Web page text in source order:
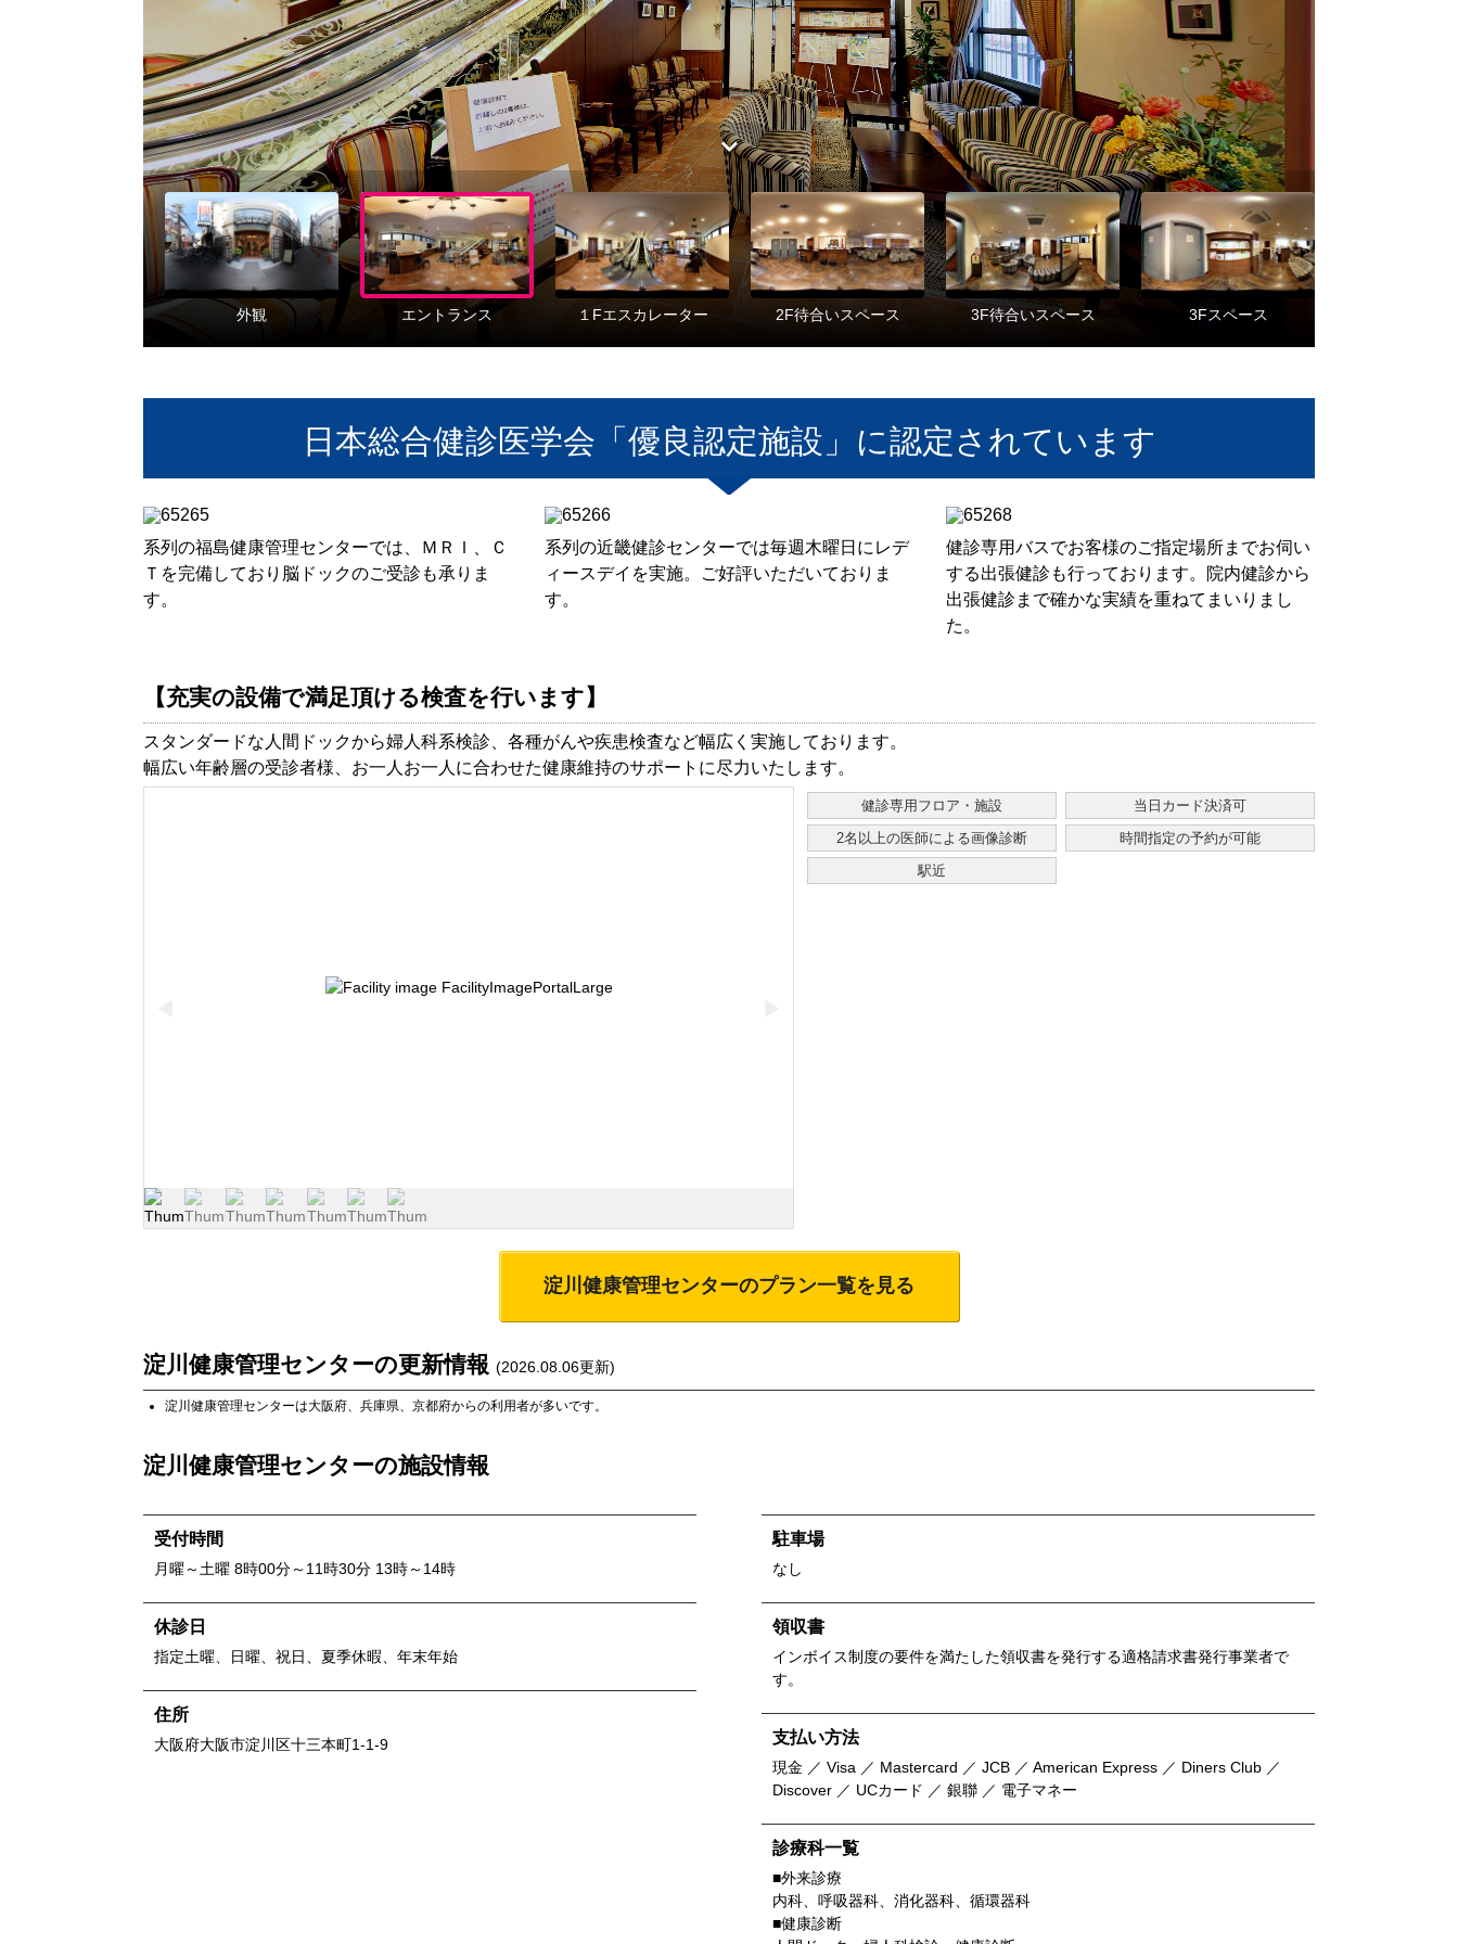
日本総合健診医学会「優良認定施設」に認定されています
系列の福島健康管理センターでは、ＭＲＩ、Ｃ
Ｔを完備しており脳ドックのご受診も承りま
す。
系列の近畿健診センターでは毎週木曜日にレデ
ィースデイを実施。ご好評いただいておりま
す。
健診専用バスでお客様のご指定場所までお伺い
する出張健診も行っております。院内健診から
出張健診まで確かな実績を重ねてまいりまし
た。
【充実の設備で満足頂ける検査を行います】
スタンダードな人間ドックから婦人科系検診、各種がんや疾患検査など幅広く実施しております。
幅広い年齢層の受診者様、お一人お一人に合わせた健康維持のサポートに尽力いたします。
健診専用フロア・施設
当日カード決済可
2名以上の医師による画像診断
時間指定の予約が可能
駅近
淀川健康管理センターのプラン一覧を見る
淀川健康管理センターの更新情報 (2026.08.06更新)
淀川健康管理センターは大阪府、 兵庫県、 京都府からの利用者が多いです。
淀川健康管理センターの施設情報
受付時間
月曜～土曜 8時00分～11時30分 13時～14時
休診日
指定土曜、日曜、祝日、夏季休暇、年末年始
住所
大阪府大阪市淀川区十三本町1-1-9
駐車場
なし
領収書
インボイス制度の要件を満たした領収書を発行する適格請求書発行事業者で
す。
支払い方法
現金 ／ Visa ／ Mastercard ／ JCB ／ American Express ／ Diners Club ／
Discover ／ UCカード ／ 銀聯 ／ 電子マネー
診療科一覧
■外来診療
内科、呼吸器科、消化器科、循環器科
■健康診断